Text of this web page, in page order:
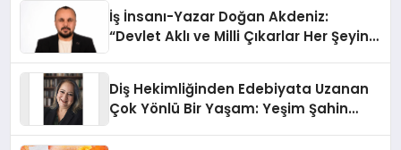
İş İnsanı-Yazar Doğan Akdeniz:
“Devlet Aklı ve Milli Çıkarlar Her Şeyin
Diş Hekimliğinden Edebiyata Uzanan
Çok Yönlü Bir Yaşam: Yeşim Şahin